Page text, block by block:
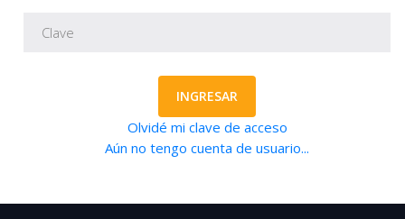
INGRESAR
Olvidé mi clave de acceso
Aún no tengo cuenta de usuario...